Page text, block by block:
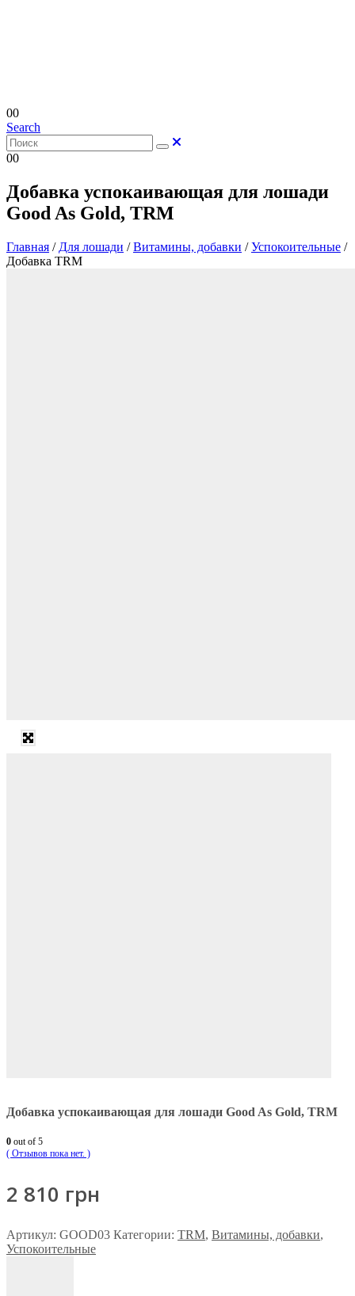
00
Search
00
Добавка успокаивающая для лошади
Good As Gold, TRM
Главная / Для лошади /Витамины, добавки /Успокоительные /
Добавка TRM
Добавка успокаивающая для лошади Good As Gold, TRM
0 out of 5
( Отзывов пока нет. )
2 810 грн
Артикул: GOOD03 Категории: TRM, Витамины, добавки,
Успокоительные